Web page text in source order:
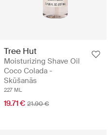
Tree Hut
Moisturizing Shave Oil
Coco Colada -
Skūšanās
227 ML
19.71 € 21.90 €